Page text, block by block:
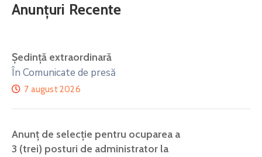
Anunțuri Recente
Ședință extraordinară
În Comunicate de presă
7 august 2026
Anunţ de selecţie pentru ocuparea a
3 (trei) posturi de administrator la